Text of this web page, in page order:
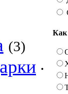
(3)
•
Как